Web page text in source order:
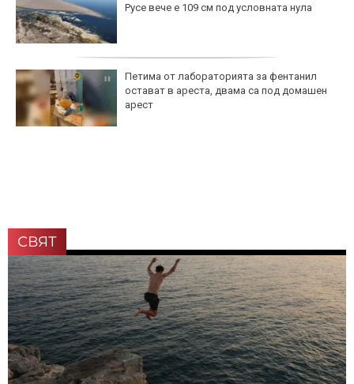
Русе вече е 109 см под условната нула
Петима от лабораторията за фентанил
остават в ареста, двама са под домашен
арест
СВЯТ